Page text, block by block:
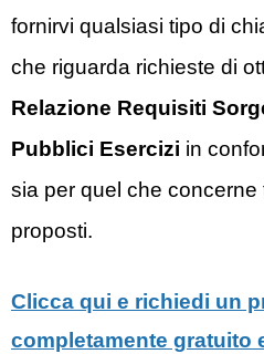
fornirvi qualsiasi tipo di
che riguarda richieste di
Relazione Requisiti
Pubblici Esercizi in
sia per quel che concerne
proposti.
Clicca qui e richiedi un
completamente gratuito